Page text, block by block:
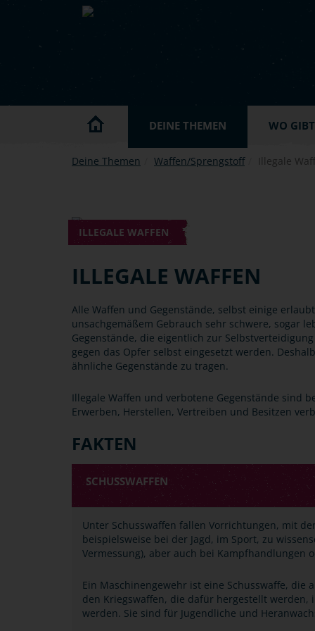
Skip to main content
DEINE THEMEN WO
Deine Themen Waffen/Sprengstoff Illegale
ILLEGALE WAFFEN
ILLEGALE WAFFEN
Alle Waffen und Gegenstände, selbst einige
unsachgemäßem Gebrauch sehr schwere, sogar
Gegenstände, die eigentlich zur
gegen das Opfer selbst eingesetzt werden.
ähnliche Gegenstände zu tragen.
Illegale Waffen und verbotene Gegenstände sind
Erwerben, Herstellen, Vertreiben und Besitzen
FAKTEN
SCHUSSWAFFEN
Unter Schusswaffen fallen Vorrichtungen, mit
beispielsweise bei der Jagd, im Sport, zu
Vermessung), aber auch bei Kampfhandlungen
Ein Maschinengewehr ist eine Schusswaffe, die
den Kriegswaffen, die dafür hergestellt
werden. Sie sind für Jugendliche und